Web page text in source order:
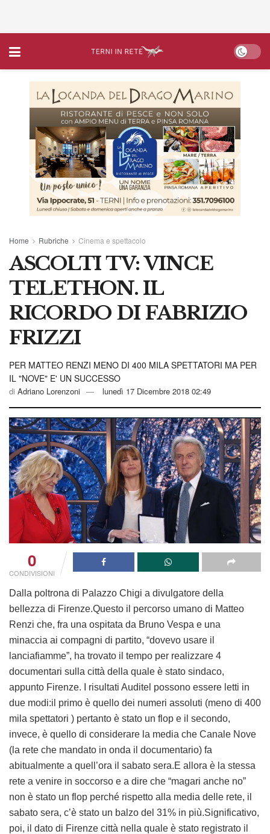
Home Rubriche Cinema e spettacolo
ASCOLTI TV: VINCE
TELETHON. IL
RICORDO DI FABRIZIO
FRIZZI
PER MATTEO RENZI MENO DI 400 MILA SPETTATORI MA PER
IL "NOVE" E' UN SUCCESSO
di Adriano Lorenzoni lunedì 17 Dicembre 2018 02:49
0
CONDIVISIONI
Dalla poltrona di Palazzo Chigi a divulgatore della
bellezza di Firenze.Questo il percorso umano di Matteo
Renzi che, fra una ospitata da Bruno Vespa e una
minaccia ai compagni di partito, “dovevo usare il
lanciafiamme”, ha trovato il tempo per realizzare 4
documentari sulla città della quale è stato sindaco,
appunto Firenze. I risultati Auditel possono essere letti in
due modi:il primo è quello dei numeri assoluti (meno di 400
mila spettatori ) pertanto è stato un flop e il secondo,
invece, è quello di considerare la media che Canale Nove
(la rete che mandato in onda il documentario) fa
abitualmente a quell’ora il sabato sera.E allora è la stessa
rete a venire in soccorso e a dire che “magari anche no”
non è stato un flop perché rispetto alla media delle rete, il
sabato sera, c’è stato un balzo del 31% in più.Significativo,
poi, il dato di Firenze città nella quale è stato registrato il